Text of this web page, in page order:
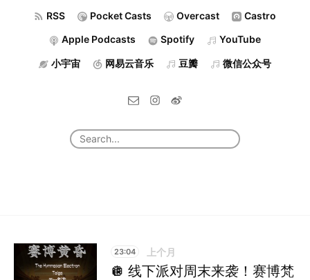
RSS Pocket Casts Overcast Castro
Apple Podcasts Spotify YouTube
小宇宙 网易云音乐 豆瓣 微信公众号
23:04 上个月
🪩 线下派对周末来袭！赛博梵